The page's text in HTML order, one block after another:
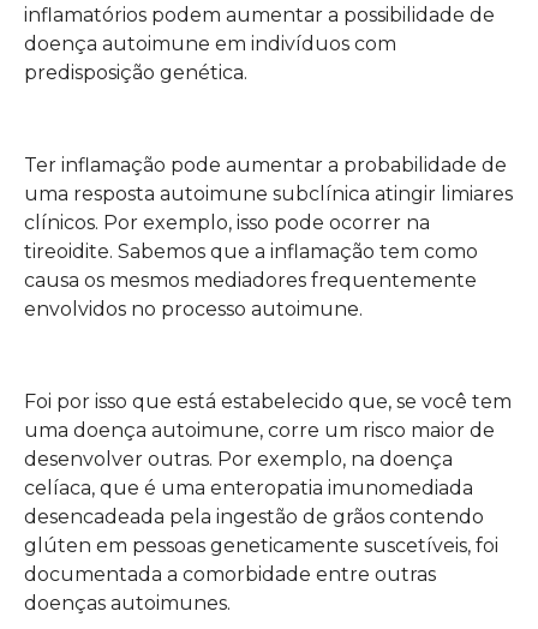
inflamatórios podem aumentar a possibilidade de
doença autoimune em indivíduos com
predisposição genética.
Ter inflamação pode aumentar a probabilidade de
uma resposta autoimune subclínica atingir limiares
clínicos. Por exemplo, isso pode ocorrer na
tireoidite. Sabemos que a inflamação tem como
causa os mesmos mediadores frequentemente
envolvidos no processo autoimune.
Foi por isso que está estabelecido que, se você tem
uma doença autoimune, corre um risco maior de
desenvolver outras. Por exemplo, na doença
celíaca, que é uma enteropatia imunomediada
desencadeada pela ingestão de grãos contendo
glúten em pessoas geneticamente suscetíveis, foi
documentada a comorbidade entre outras
doenças autoimunes.